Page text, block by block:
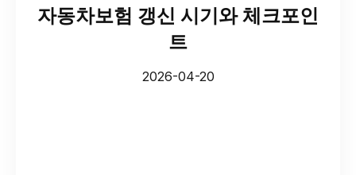
자동차보험 갱신 시기와 체크포인
트
2026-04-20